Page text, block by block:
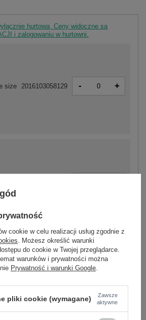
hurtową. Ceny widoczne są
i zalogowaniu w hurtowni.
size 2016103058129 - +
SIĘ I ZOBACZ CENĘ
pomożemy.
740 Zadaj pytanie
cookie w celu realizacji usług zgodnie z
. Możesz określić warunki
do cookie w Twojej przeglądarce.
warunków i prywatności można
Prywatność i warunki Google.
pliki cookie (wymagane)
Zawsze
aktywne